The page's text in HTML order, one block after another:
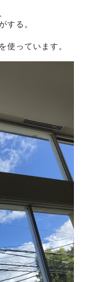
する。
使っています。